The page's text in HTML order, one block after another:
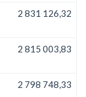
2 831 126,32
2 815 003,83
2 798 748,33